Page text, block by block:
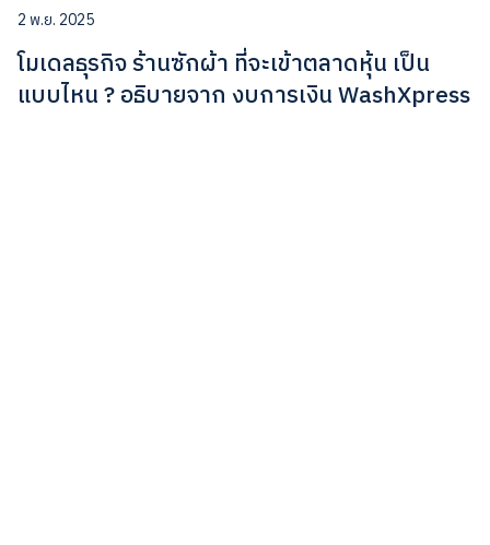
2 พ.ย. 2025
โมเดลธุรกิจ ร้านซักผ้า ที่จะเข้าตลาดหุ้น เป็น
แบบไหน ? อธิบายจาก งบการเงิน WashXpress